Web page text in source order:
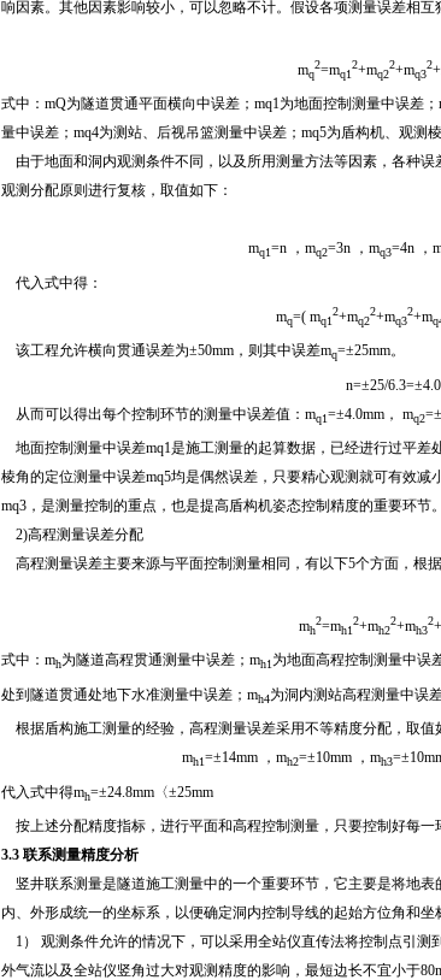
响因素。其他因素影响较小，可以忽略不计。假设各项测量误差相互
mq
2=mq1
2+mq2
2+mq3
2
式中：mQ为隧道贯通平面横向中误差；mq1为地面控制测量中误差
量中误差；mq4为测站、后视吊篮测量中误差；mq5为盾构机、观测
由于地面和洞内观测条件不同，以及所用测量方法等因素，各种
观测分配原则进行复核，取值如下：
mq1=n ，mq2=3n ，mq3=4n ，
代入式中得：
mq=( mq1
2+mq2
2+mq3
2+m
该工程允许横向贯通误差为±50mm，则其中误差mq=±25mm。
n=±25/
从而可以得出每个控制环节的测量中误差值：mq1=±4.0mm， mq2
地面控制测量中误差mq1是施工测量的起算数据，已经进行过平差
棱角的定位测量中误差mq5均是偶然误差，只要精心观测就可有效
mq3，是测量控制的重点，也是提高盾构机姿态控制精度的重要环节。
2)高程测量误差分配
高程测量误差主要来源与平面控制测量相同，有以下5个方面，根
mh
2=mh1
2+mh2
2+mh3
2
式中：mh为隧道高程贯通测量中误差；mh1为地面高程控制测量中误
处到隧道贯通处地下水准测量中误差；mh4为洞内测站高程测量中误
根据盾构施工测量的经验，高程测量误差采用不等精度分配，取值
mh1=±14mm ，mh2=±10mm ，mh3
代入式中得mh=±24.8mm〈±25mm
按上述分配精度指标，进行平面和高程控制测量，只要控制好每一
3.3 联系测量精度分析
竖井联系测量是隧道施工测量中的一个重要环节，它主要是将地
内、外形成统一的坐标系，以便确定洞内控制导线的起始方位角和坐
1） 观测条件允许的情况下，可以采用全站仪直传法将控制点引测
外气流以及全站仪竖角过大对观测精度的影响，最短边长不宜小于80m